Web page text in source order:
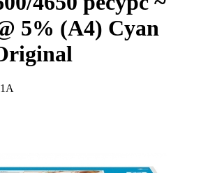
5% (A4) Cyan